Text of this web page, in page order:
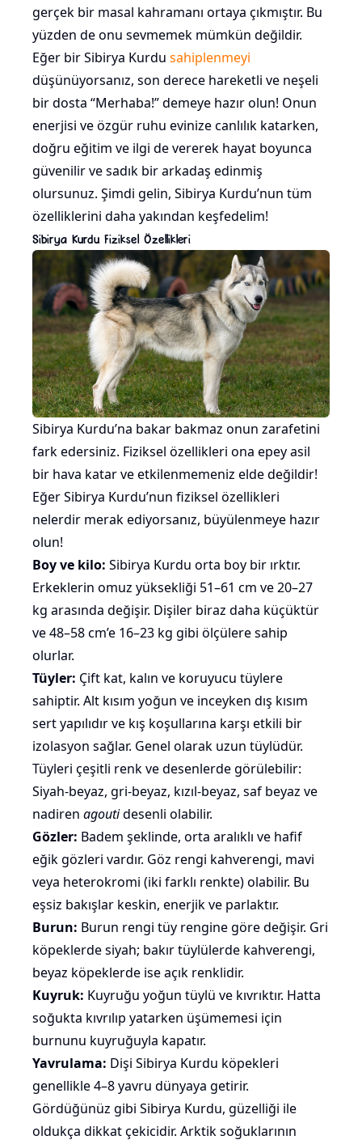
gerçek bir masal kahramanı ortaya çıkmıştır. Bu
yüzden de onu sevmemek mümkün değildir.
Eğer bir Sibirya Kurdu sahiplenmeyi
düşünüyorsanız, son derece hareketli ve neşeli
bir dosta “Merhaba!” demeye hazır olun! Onun
enerjisi ve özgür ruhu evinize canlılık katarken,
doğru eğitim ve ilgi de vererek hayat boyunca
güvenilir ve sadık bir arkadaş edinmiş
olursunuz. Şimdi gelin, Sibirya Kurdu’nun tüm
özelliklerini daha yakından keşfedelim!
Sibirya Kurdu Fiziksel Özellikleri
Sibirya Kurdu’na bakar bakmaz onun zarafetini
fark edersiniz. Fiziksel özellikleri ona epey asil
bir hava katar ve etkilenmemeniz elde değildir!
Eğer Sibirya Kurdu’nun fiziksel özellikleri
nelerdir merak ediyorsanız, büyülenmeye hazır
olun!
Boy ve kilo: Sibirya Kurdu orta boy bir ırktır.
Erkeklerin omuz yüksekliği 51–61 cm ve 20–27
kg arasında değişir. Dişiler biraz daha küçüktür
ve 48–58 cm’e 16–23 kg gibi ölçülere sahip
olurlar.
Tüyler: Çift kat, kalın ve koruyucu tüylere
sahiptir. Alt kısım yoğun ve inceyken dış kısım
sert yapılıdır ve kış koşullarına karşı etkili bir
izolasyon sağlar. Genel olarak uzun tüylüdür.
Tüyleri çeşitli renk ve desenlerde görülebilir:
Siyah-beyaz, gri-beyaz, kızıl-beyaz, saf beyaz ve
nadiren agoutidesenli olabilir.
Gözler: Badem şeklinde, orta aralıklı ve hafif
eğik gözleri vardır. Göz rengi kahverengi, mavi
veya heterokromi (iki farklı renkte) olabilir. Bu
eşsiz bakışlar keskin, enerjik ve parlaktır.
Burun: Burun rengi tüy rengine göre değişir. Gri
köpeklerde siyah; bakır tüylülerde kahverengi,
beyaz köpeklerde ise açık renklidir.
Kuyruk: Kuyruğu yoğun tüylü ve kıvrıktır. Hatta
soğukta kıvrılıp yatarken üşümemesi için
burnunu kuyruğuyla kapatır.
Yavrulama: Dişi Sibirya Kurdu köpekleri
genellikle 4–8 yavru dünyaya getirir.
Gördüğünüz gibi Sibirya Kurdu, güzelliği ile
oldukça dikkat çekicidir. Arktik soğuklarının